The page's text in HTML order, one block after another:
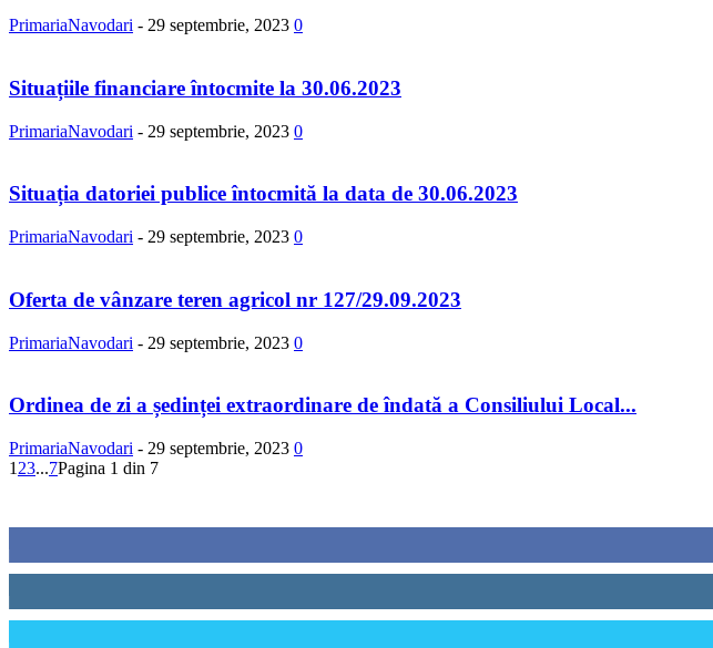
PrimariaNavodari - 29 septembrie, 2023 0
Situațiile financiare întocmite la 30.06.2023
PrimariaNavodari - 29 septembrie, 2023 0
Situația datoriei publice întocmită la data de 30.06.2023
PrimariaNavodari - 29 septembrie, 2023 0
Oferta de vânzare teren agricol nr 127/29.09.2023
PrimariaNavodari - 29 septembrie, 2023 0
Ordinea de zi a ședinței extraordinare de îndată a Consiliului Local...
PrimariaNavodari - 29 septembrie, 2023 0
1 23...7Pagina 1 din 7